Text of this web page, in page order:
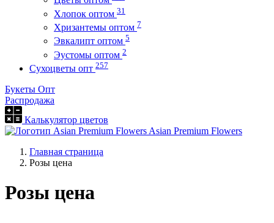
Хлопок оптом 31
Хризантемы оптом 7
Эвкалипт оптом 5
Эустомы оптом 2
Сухоцветы опт 257
Букеты Опт
Распродажа
Калькулятор цветов
Asian Premium Flowers
Главная страница
Розы цена
Розы цена